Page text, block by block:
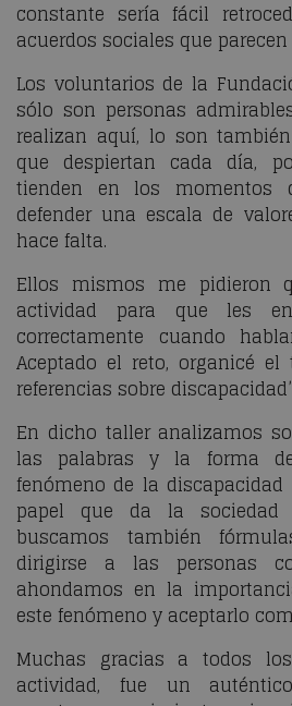
constante sería fácil
acuerdos sociales que
Los voluntarios de la
sólo son personas
realizan aquí, lo son
que despiertan cada día,
tienden en los momentos
defender una escala de
hace falta.
Ellos mismos me pidieron
actividad para que les
correctamente cuando
Aceptado el reto, organicé el
referencias sobre
En dicho taller analizamos
las palabras y la forma
fenómeno de la
papel que da la
buscamos también
dirigirse a las personas
ahondamos en la
este fenómeno y aceptarlo
Muchas gracias a todos
actividad, fue un